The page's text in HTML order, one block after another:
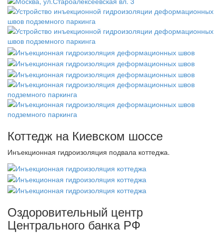
Коттедж на Киевском шоссе
Инъекционная гидроизоляция подвала коттеджа.
Оздоровительный центр
Центрального банка РФ